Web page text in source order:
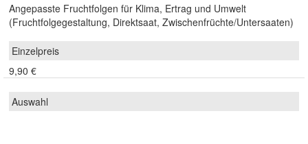
Angepasste Fruchtfolgen für Klima, Ertrag und Umwelt
(Fruchtfolgegestaltung, Direktsaat, Zwischenfrüchte/Untersaaten)
9,90 €